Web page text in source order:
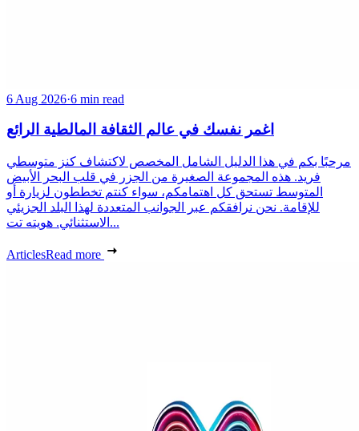
6 Aug 2026·6 min read
اغمر نفسك في عالم الثقافة المالطية الرائع
مرحبًا بكم في هذا الدليل الشامل المخصص لاكتشاف كنز متوسطي
فريد. هذه المجموعة الصغيرة من الجزر في قلب البحر الأبيض
المتوسط تستحق كل اهتمامكم، سواء كنتم تخططون لزيارة أو
للإقامة. نحن نرافقكم عبر الجوانب المتعددة لهذا البلد الجزيئي
الاستثنائي. هويته تت...
ArticlesRead more